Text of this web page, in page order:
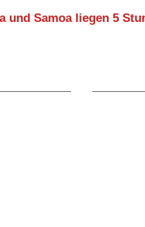
und Samoa liegen 5